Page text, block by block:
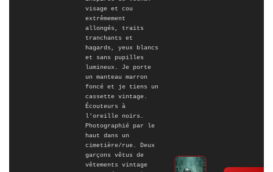
visage et cou
extrêmement
allongés, traits
tranchants et
hagards, yeux blancs
et sans pupilles
lumineux. Je porte
un manteau marron
foncé et je tiens un
cassette vintage.
Écouteurs à
l'oreille noirs.
Photographié par le
haut dans un
cimetière/rue. Deux
garçons vêtus de
vêtements vintage